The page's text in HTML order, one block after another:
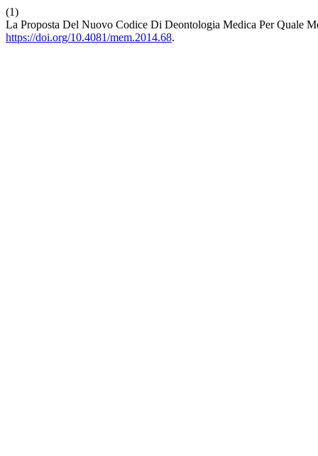
(1)
La Proposta Del Nuovo Codice Di Deontologia Medica Per Quale
https://doi.org/10.4081/mem.2014.68.